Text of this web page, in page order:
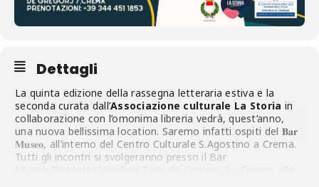
Dettagli
La quinta edizione della rassegna letteraria estiva e la
seconda curata dall’Associazione culturale La Storia in
collaborazione con l’omonima libreria vedrà, quest’anno,
una nuova bellissima location. Saremo infatti ospiti del 𝐁𝐚𝐫
𝐌𝐮𝐬𝐞𝐨, all’interno del Centro Culturale S.Agostino a Crema.
Tutti gli incontri si svolgeranno presso il Bar